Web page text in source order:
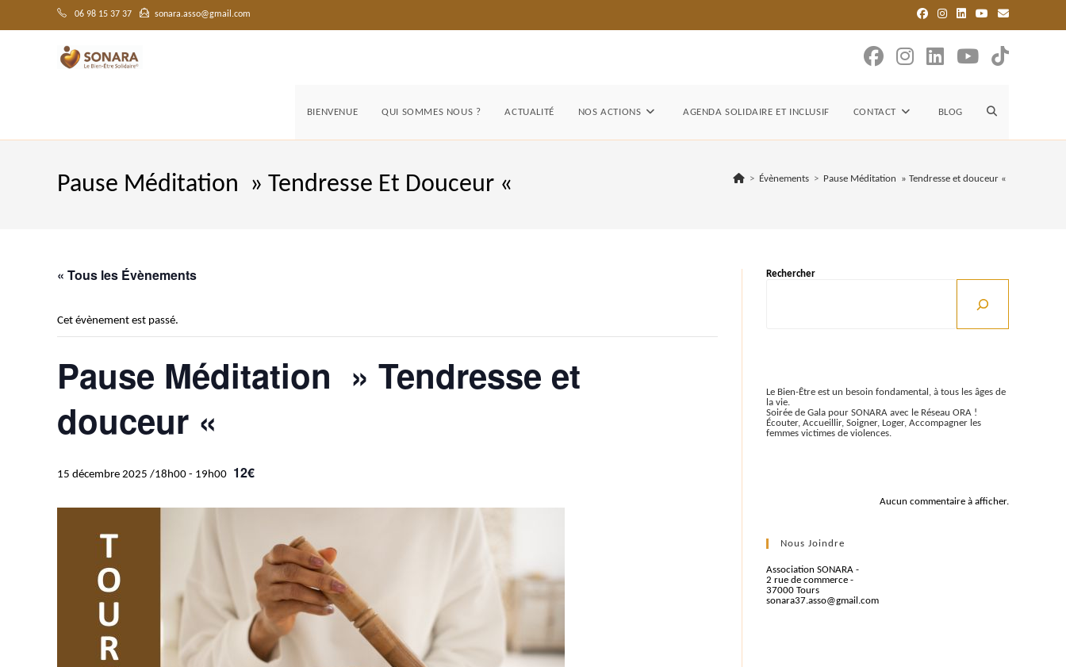
06 98 15 37 37 sonara.asso@gmail.com
BIENVENUE QUI SOMMES NOUS ? ACTUALITÉ NOS ACTIONS AGENDA SOLIDAIRE ET INCLUSIF CONTACT BLOG TOGGLE
Pause Méditation » Tendresse Et Douceur « > Évènements > Pause Méditation » Tendresse et douceur «
« Tous les Évènements
Cet évènement est passé.
Pause Méditation » Tendresse et
douceur «
15 décembre 2025 /18h00 - 19h00 12€
Rechercher
Le Bien-Être est un besoin fondamental, à tous les âges de
la vie.
Soirée de Gala pour SONARA avec le Réseau ORA !
Écouter, Accueillir, Soigner, Loger, Accompagner les
femmes victimes de violences.
Aucun commentaire à afficher.
Nous Joindre
Association SONARA -
2 rue de commerce -
37000 Tours
sonara37.asso@gmail.com